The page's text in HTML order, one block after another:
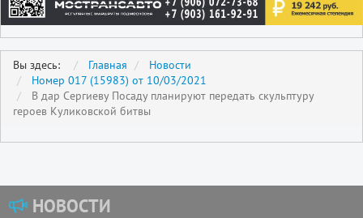
Вы здесь: Главная
Новости
Номер 017 (15983) от 10/03/2021
В дар Сергиеву Посаду планируют передать скульптуру
героев Куликовской битвы
НОВОСТИ